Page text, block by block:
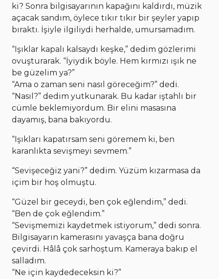
ki? Sonra bilgisayarının kapağını kaldırdı, müzik
açacak sandım, öylece tıkır tıkır bir şeyler yapıp
bıraktı. İşiyle ilgiliydi herhalde, umursamadım.
“Işıklar kapalı kalsaydı keşke,” dedim gözlerimi
ovuşturarak. “İyiydik böyle. Hem kırmızı ışık ne
be güzelim ya?”
“Ama o zaman seni nasıl göreceğim?” dedi.
“Nasıl?” dedim yutkunarak. Bu kadar iştahlı bir
cümle beklemiyordum. Bir elini masasına
dayamış, bana bakıyordu.
“Işıkları kapatırsam seni göremem ki, ben
karanlıkta sevişmeyi sevmem.”
“Sevişeceğiz yani?” dedim. Yüzüm kızarmasa da
içim bir hoş olmuştu.
“Güzel bir geceydi, ben çok eğlendim,” dedi.
“Ben de çok eğlendim.”
“Sevişmemizi kaydetmek istiyorum,” dedi sonra.
Bilgisayarın kamerasını yavaşça bana doğru
çevirdi. Hâlâ çok sarhoştum. Kameraya bakıp el
salladım.
“Ne için kaydedeceksin ki?”